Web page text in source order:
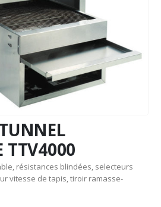
TTV4000
résistances blindées, selecteurs
vitesse de tapis, tiroir ramasse-